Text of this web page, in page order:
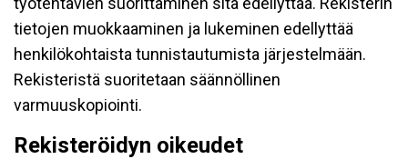
tietojen muokkaaminen ja lukeminen edellyttää
henkilökohtaista tunnistautumista järjestelmään.
Rekisteristä suoritetaan säännöllinen
varmuuskopiointi.
Rekisteröidyn oikeudet